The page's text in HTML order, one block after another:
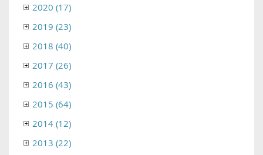
2020 (17)
2019 (23)
2018 (40)
2017 (26)
2016 (43)
2015 (64)
2014 (12)
2013 (22)